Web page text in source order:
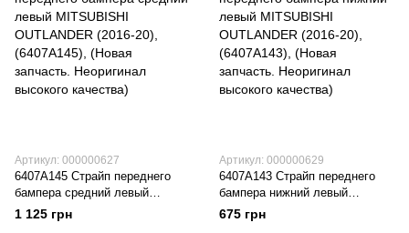
Артикул: 000000627
6407A145 Страйп переднего
бампера средний левый
MITSUBISHI OUTLANDER
(2016-20), (6407A145), (Новая
1 125 грн
Артикул: 000000629
6407A143 Страйп переднего
бампера нижний левый
MITSUBISHI OUTLANDER
(2016-20), (6407A143), (Новая
675 грн